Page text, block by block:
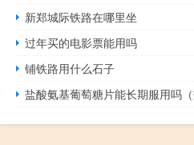
新郑城际铁路在哪里坐
过年买的电影票能用吗
铺铁路用什么石子